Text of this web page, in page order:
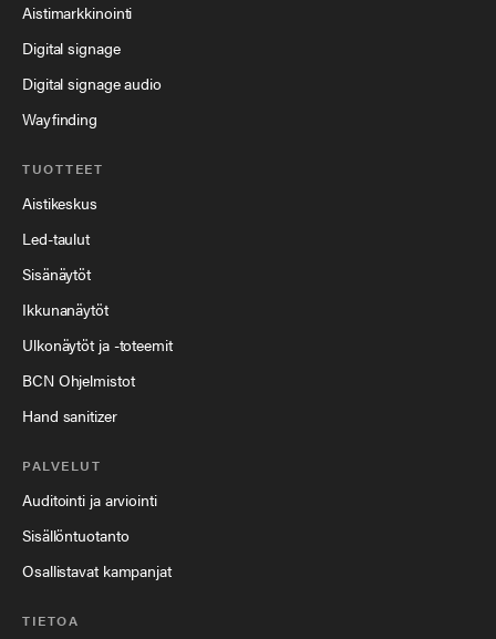
Aistimarkkinointi
Digital signage
Digital signage audio
Wayfinding
TUOTTEET
Aistikeskus
Led-taulut
Sisänäytöt
Ikkunanäytöt
Ulkonäytöt ja -toteemit
BCN Ohjelmistot
Hand sanitizer
PALVELUT
Auditointi ja arviointi
Sisällöntuotanto
Osallistavat kampanjat
TIETOA